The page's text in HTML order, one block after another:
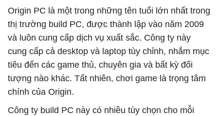
Origin PC là một trong những tên tuổi lớn nhất trong
thị trường build PC, được thành lập vào năm 2009
và luôn cung cấp dịch vụ xuất sắc. Công ty này
cung cấp cả desktop và laptop tùy chỉnh, nhắm mục
tiêu đến các game thủ, chuyên gia và bất kỳ đối
tượng nào khác. Tất nhiên, chơi game là trọng tâm
chính của Origin.
Công ty build PC này có nhiều tùy chọn cho mỗi